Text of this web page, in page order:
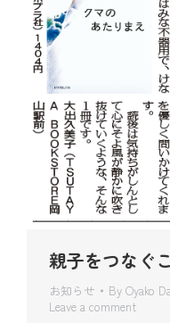
親子をつなぐ
お知らせ By Oyako
Leave a comment